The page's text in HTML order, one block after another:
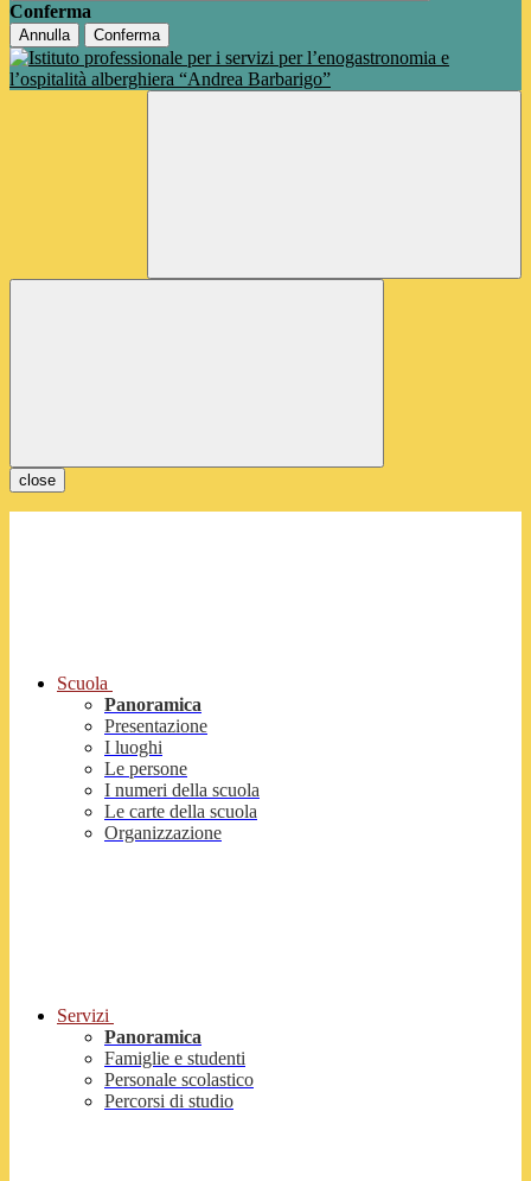
Conferma
Annulla Conferma
close
Scuola
Panoramica
Presentazione
I luoghi
Le persone
I numeri della scuola
Le carte della scuola
Organizzazione
Servizi
Panoramica
Famiglie e studenti
Personale scolastico
Percorsi di studio